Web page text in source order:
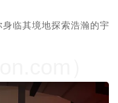
临其境地探索浩瀚的宇
）